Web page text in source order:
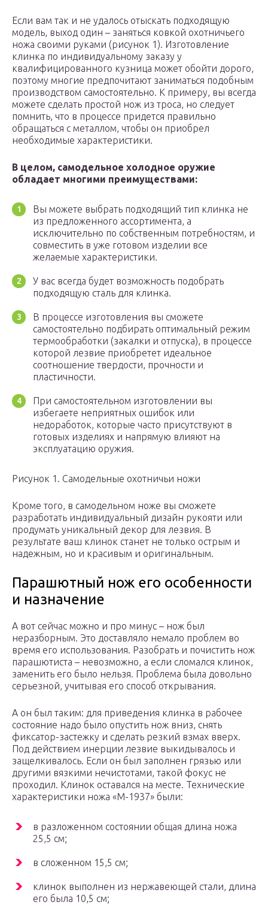
Если вам так и не удалось отыскать подходящую
модель, выход один – заняться ковкой охотничьего
ножа своими руками (рисунок 1). Изготовление
клинка по индивидуальному заказу у
квалифицированного кузница может обойти дорого,
поэтому многие предпочитают заниматься подобным
производством самостоятельно. К примеру, вы всегда
можете сделать простой нож из троса, но следует
помнить, что в процессе придется правильно
обращаться с металлом, чтобы он приобрел
необходимые характеристики.
В целом, самодельное холодное оружие
обладает многими преимуществами:
Вы можете выбрать подходящий тип клинка не
из предложенного ассортимента, а
исключительно по собственным потребностям, и
совместить в уже готовом изделии все
желаемые характеристики.
У вас всегда будет возможность подобрать
подходящую сталь для клинка.
В процессе изготовления вы сможете
самостоятельно подбирать оптимальный режим
термообработки (закалки и отпуска), в процессе
которой лезвие приобретет идеальное
соотношение твердости, прочности и
пластичности.
При самостоятельном изготовлении вы
избегаете неприятных ошибок или
недоработок, которые часто присутствуют в
готовых изделиях и напрямую влияют на
эксплуатацию оружия.
Рисунок 1. Самодельные охотничьи ножи
Кроме того, в самодельном ноже вы сможете
разработать индивидуальный дизайн рукояти или
продумать уникальный декор для лезвия. В
результате ваш клинок станет не только острым и
надежным, но и красивым и оригинальным.
Парашютный нож его особенности
и назначение
А вот сейчас можно и про минус – нож был
неразборным. Это доставляло немало проблем во
время его использования. Разобрать и почистить нож
парашютиста – невозможно, а если сломался клинок,
заменить его было нельзя. Проблема была довольно
серьезной, учитывая его способ открывания.
А он был таким: для приведения клинка в рабочее
состояние надо было опустить нож вниз, снять
фиксатор-застежку и сделать резкий взмах вверх.
Под действием инерции лезвие выкидывалось и
защелкивалось. Если он был заполнен грязью или
другими вязкими нечистотами, такой фокус не
проходил. Клинок оставался на месте. Технические
характеристики ножа «М-1937» были:
в разложенном состоянии общая длина ножа
25,5 см;
в сложенном 15,5 см;
клинок выполнен из нержавеющей стали, длина
его была 10,5 см;